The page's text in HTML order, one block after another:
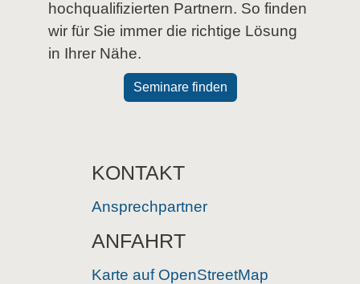
hochqualifizierten Partnern. So finden
wir für Sie immer die richtige Lösung
in Ihrer Nähe.
Seminare finden
KONTAKT
Ansprechpartner
ANFAHRT
Karte auf OpenStreetMap